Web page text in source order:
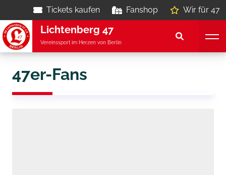
Tickets kaufen Fanshop Wir für 47
Lichtenberg 47
Vereinssport im Herzen von Berlin
47er-Fans